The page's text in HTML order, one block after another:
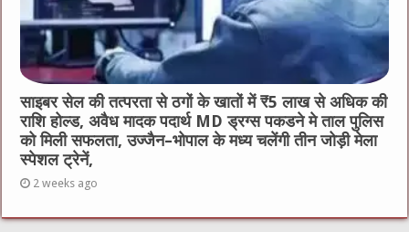
साइबर सेल की तत्परता से ठगों के खातों में ₹5 लाख से अधिक की
राशि होल्ड, अवैध मादक पदार्थ MD ड्रग्स पकडने मे ताल पुलिस
को मिली सफलता, उज्जैन–भोपाल के मध्य चलेंगी तीन जोड़ी मेला
स्पेशल ट्रेनें,
2 weeks ago